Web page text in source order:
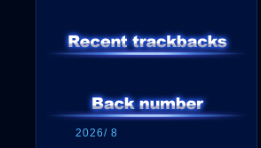
2026/ 8